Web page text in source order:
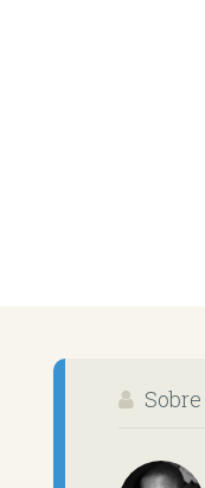
Sobre